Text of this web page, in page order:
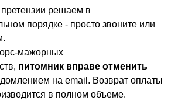
претензии решаем в
порядке - просто звоните или
мажорных
питомник вправе отменить
на email. Возврат оплаты
в полном объеме.